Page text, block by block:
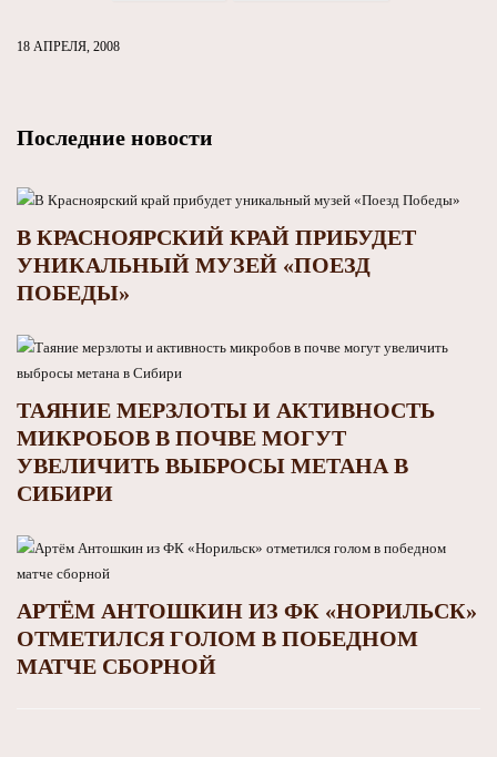
18 АПРЕЛЯ, 2008
Последние новости
В КРАСНОЯРСКИЙ КРАЙ ПРИБУДЕТ
УНИКАЛЬНЫЙ МУЗЕЙ «ПОЕЗД
ПОБЕДЫ»
ТАЯНИЕ МЕРЗЛОТЫ И АКТИВНОСТЬ
МИКРОБОВ В ПОЧВЕ МОГУТ
УВЕЛИЧИТЬ ВЫБРОСЫ МЕТАНА В
СИБИРИ
АРТЁМ АНТОШКИН ИЗ ФК «НОРИЛЬСК»
ОТМЕТИЛСЯ ГОЛОМ В ПОБЕДНОМ
МАТЧЕ СБОРНОЙ